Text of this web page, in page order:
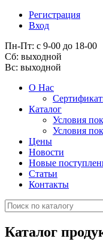
Регистрация
Вход
Пн-Пт: с 9-00 до 18-00
Cб: выходной
Вс: выходной
О Нас
Каталог
Условия
Условия
Цены
Новости
Новые
Статьи
Контакты
Каталог